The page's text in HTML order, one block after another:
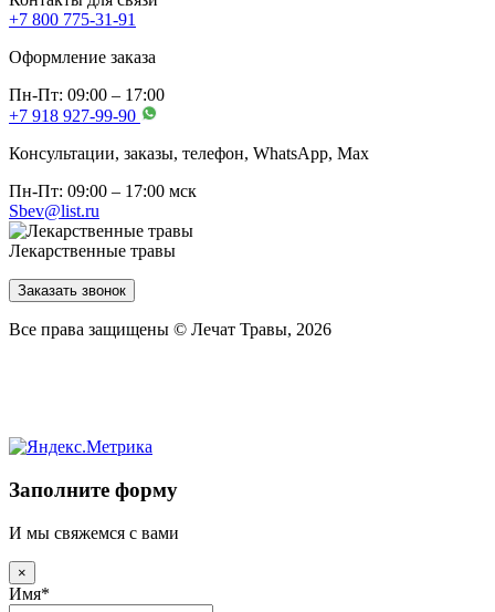
+7 800 775-31-91
Оформление заказа
Пн-Пт: 09:00 – 17:00
+7 918 927-99-90
Консультации, заказы, телефон, WhatsApp, Мах
Пн-Пт: 09:00 – 17:00 мск
Sbev@list.ru
Лекарственные травы
Заказать звонок
Все права защищены © Лечат Травы, 2026
Заполните форму
И мы свяжемся с вами
×
Имя*